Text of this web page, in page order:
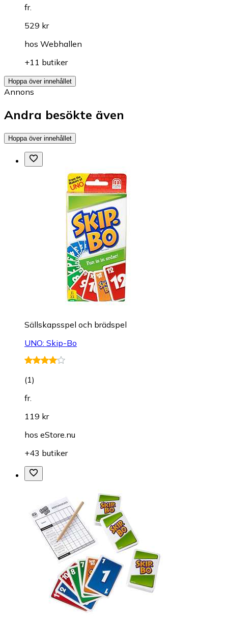
fr.
529 kr
hos Webhallen
+11 butiker
Hoppa över innehållet
Annons
Andra besökte även
Hoppa över innehållet
Sällskapsspel och brädspel
UNO: Skip-Bo
(1)
fr.
119 kr
hos eStore.nu
+43 butiker